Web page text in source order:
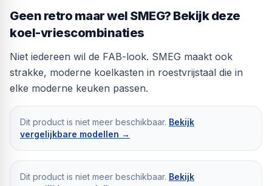
Geen retro maar wel SMEG? Bekijk deze
koel-vriescombinaties
Niet iedereen wil de FAB-look. SMEG maakt ook
strakke, moderne koelkasten in roestvrijstaal die in
elke moderne keuken passen.
Dit product is niet meer beschikbaar. Bekijk
vergelijkbare modellen →
Dit product is niet meer beschikbaar. Bekijk